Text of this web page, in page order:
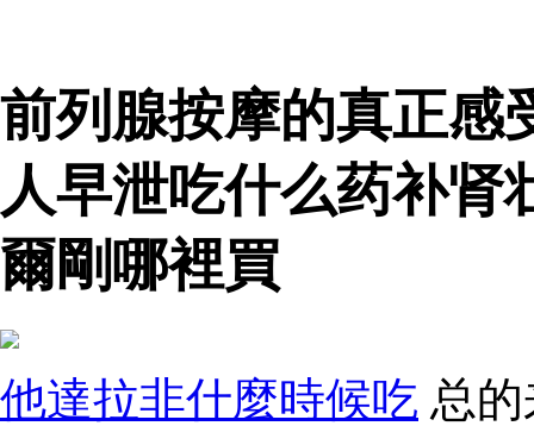
前列腺按摩的真正感
人早泄吃什么药补肾
爾剛哪裡買
他達拉非什麼時候吃 总